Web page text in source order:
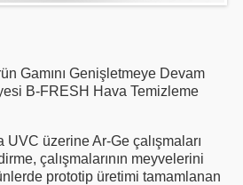
Gamını Genişletmeye Devam
B-FRESH Hava Temizleme
UVC üzerine Ar-Ge çalışmaları
çalışmalarının meyvelerini
prototip üretimi tamamlanan